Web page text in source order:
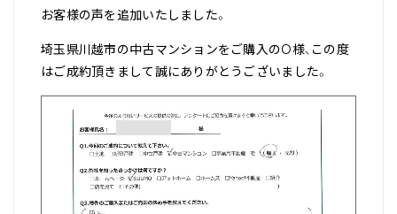
お客様の声を追加いたしました。
埼玉県川越市の中古マンションをご購入のO様、この度
はご成約頂きまして誠にありがとうございました。